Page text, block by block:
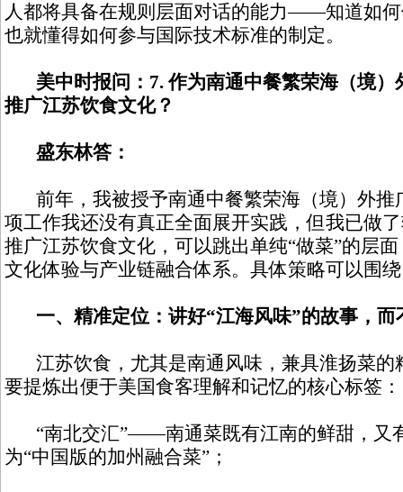
人都将具备在规则层面对话的能力——知道如
也就懂得如何参与国际技术标准的制定。
美中时报问：7. 作为南通中餐繁荣海（境
推广江苏饮食文化？
盛东林答：
前年，我被授予南通中餐繁荣海（境）外推
项工作我还没有真正全面展开实践，但我已做
推广江苏饮食文化，可以跳出单纯“做菜”的层
文化体验与产业链融合体系。具体策略可以围
一、精准定位：讲好“江海风味”的故事，
江苏饮食，尤其是南通风味，兼具淮扬菜的
要提炼出便于美国食客理解和记忆的核心标签：
“南北交汇”——南通菜既有江南的鲜甜，又
为“中国版的加州融合菜”；